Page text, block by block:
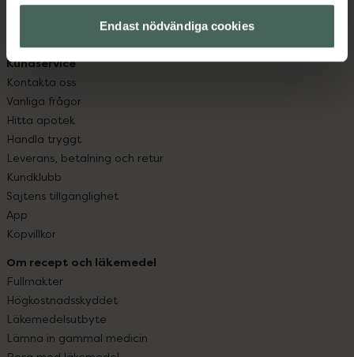
Endast nödvändiga cookies
Kundservice
Kontakta oss
Vanliga frågor
Hitta apotek
Handla tryggt
Leverans, betalning och retur
Kundklubb
Sajtens tillgänglighet
App
Köpvillkor
Om recept och läkemedel
Fullmakter
Högkostnadsskyddet
Läkemedelsutbyte
Lämna in gammal medicin